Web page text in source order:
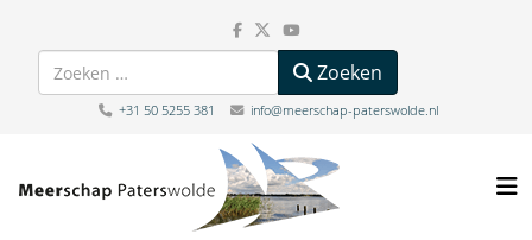
Zoeken Zoeken
+31 50 5255 381 info@meerschap-paterswolde.nl